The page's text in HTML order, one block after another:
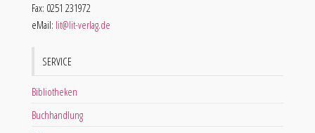
Fax: 0251 231972
eMail: lit@lit-verlag.de
SERVICE
Bibliotheken
Buchhandlung